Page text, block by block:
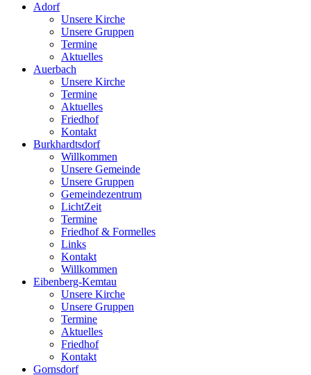
Adorf
Unsere Kirche
Unsere Gruppen
Termine
Aktuelles
Auerbach
Unsere Kirche
Termine
Aktuelles
Friedhof
Kontakt
Burkhardtsdorf
Willkommen
Unsere Gemeinde
Unsere Gruppen
Gemeindezentrum
LichtZeit
Termine
Friedhof & Formelles
Links
Kontakt
Willkommen
Eibenberg-Kemtau
Unsere Kirche
Unsere Gruppen
Termine
Aktuelles
Friedhof
Kontakt
Gornsdorf